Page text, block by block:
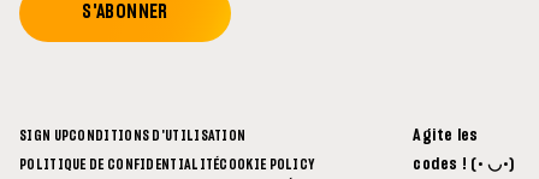
S'ABONNER
SIGN UPCONDITIONS D'UTILISATION
POLITIQUE DE CONFIDENTIALITÉCOOKIE POLICY
Agite les
codes ! (• ◡•)